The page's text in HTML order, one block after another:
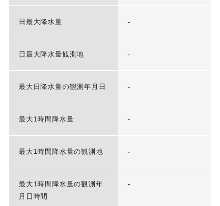
日最大降水量 -
日最大降水量観測地 -
最大日降水量の観測年月日 -
最大1時間降水量 -
最大1時間降水量の観測地 -
最大1時間降水量の観測年
月日時間
-